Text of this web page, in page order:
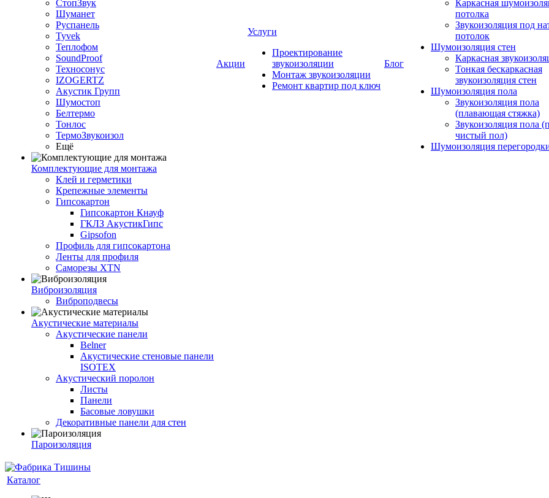
СтопЗвук
Шуманет
Руспанель
Tyvek
Теплофом
SoundProof
Техносонус
IZOGERTZ
Акустик Групп
Шумостоп
Белтермо
Тонлос
ТермоЗвукоизол
Ещё
Комплектующие для монтажа
Клей и герметики
Крепежные элементы
Гипсокартон
Гипсокартон Кнауф
ГКЛЗ АкустикГипс
Gipsofon
Профиль для гипсокартона
Ленты для профиля
Саморезы XTN
Виброизоляция
Виброподвесы
Акустические материалы
Акустические панели
Belner
Акустические стеновые панели
ISOTEX
Акустический поролон
Листы
Панели
Басовые ловушки
Декоративные панели для стен
Пароизоляция
Акции
Услуги
Проектирование
звукоизоляции
Монтаж звукоизоляции
Ремонт квартир под ключ
Блог
Каркасная
потолка
Звукоизоляция под
потолок
Шумоизоляция стен
Каркасная
Тонкая бескаркасная
звукоизоляция стен
Шумоизоляция пола
Звукоизоляция пола
(плавающая стяжка)
Звукоизоляция пола
чистый пол)
Шумоизоляция
Каталог